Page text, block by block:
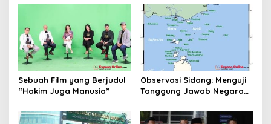
Koreksi Dilakukan Melalui
Upaya Hukum
Sebuah Film yang Berjudul
“Hakim Juga Manusia”
Observasi Sidang: Menguji
Tanggung Jawab Negara